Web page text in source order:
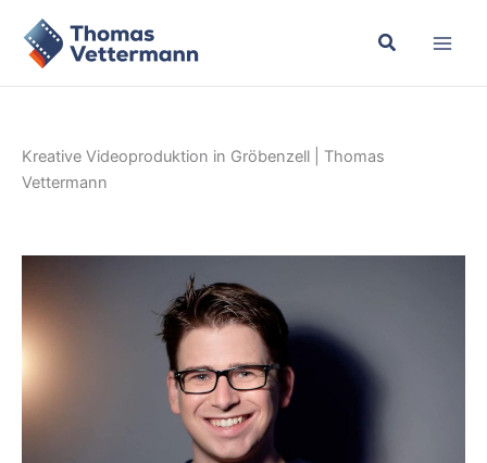
Inhalt
springen
Kreative Videoproduktion in Gröbenzell | Thomas
Vettermann